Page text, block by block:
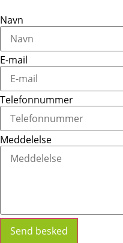
Navn
E-mail
Telefonnummer
Meddelelse
Send besked